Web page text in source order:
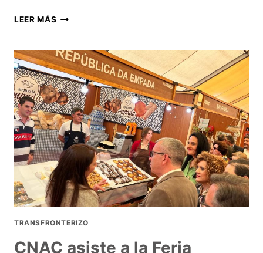
LEER MÁS
TRANSFRONTERIZO
CNAC asiste a la Feria